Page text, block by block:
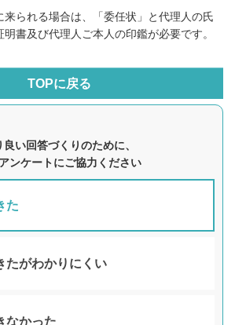
られる場合は、「委任状」と代理人の氏
書及び代理人ご本人の印鑑が必要です。
TOPに戻る
良い回答づくりのために、
ンケートにご協力ください
た
たがわかりにくい
なかった